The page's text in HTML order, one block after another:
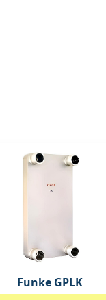
Funke GPLK